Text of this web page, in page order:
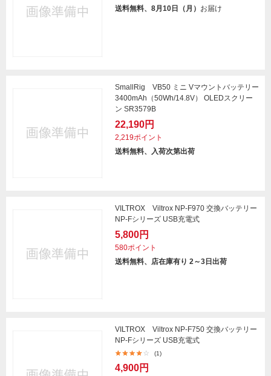
送料無料、8月10日（月） お届け
SmallRig VB50 ミニ Vマウントバッテリー
3400mAh（50Wh/14.8V） OLEDスクリー
ン SR3579B
22,190円
2,219ポイント
送料無料、入荷次第出荷
VILTROX Viltrox NP-F970 交換バッテリー
NP-Fシリーズ USB充電式
5,800円
580ポイント
送料無料、店在庫有り 2～3日出荷
VILTROX Viltrox NP-F750 交換バッテリー
NP-Fシリーズ USB充電式
(1)
4,900円